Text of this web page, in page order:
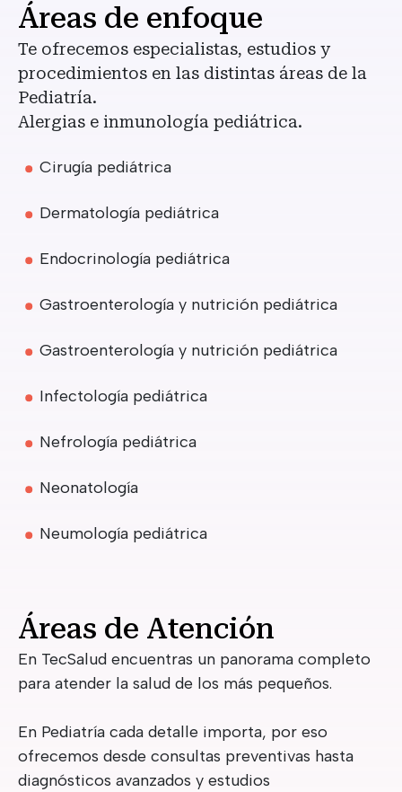
Áreas de enfoque
Te ofrecemos especialistas, estudios y
procedimientos en las distintas áreas de la
Pediatría.
Alergias e inmunología pediátrica.
Cirugía pediátrica
Dermatología pediátrica
Endocrinología pediátrica
Gastroenterología y nutrición pediátrica
Gastroenterología y nutrición pediátrica
Infectología pediátrica
Nefrología pediátrica
Neonatología
Neumología pediátrica
Áreas de Atención
En TecSalud encuentras un panorama completo
para atender la salud de los más pequeños.
En Pediatría cada detalle importa, por eso
ofrecemos desde consultas preventivas hasta
diagnósticos avanzados y estudios